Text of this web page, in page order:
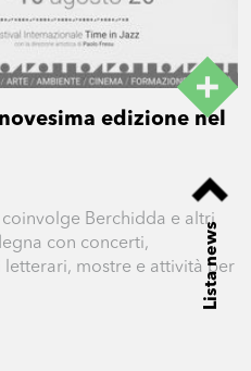
edizione nel
coinvolge Berchidda e altri
con concerti,
mostre e attività per
Lista news